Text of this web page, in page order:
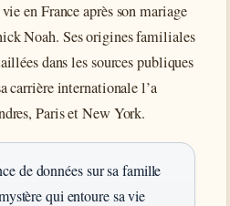
en France après son mariage
Noah. Ses origines familiales
dans les sources publiques
carrière internationale l’a
Paris et New York.
de données sur sa famille
qui entoure sa vie